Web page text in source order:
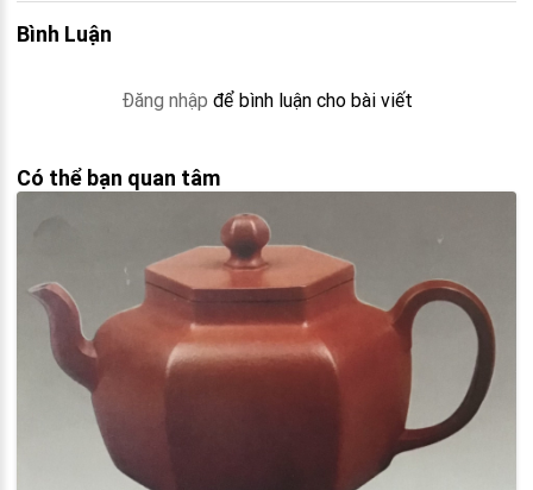
Bình Luận
Đăng nhập để bình luận cho bài viết
Có thể bạn quan tâm